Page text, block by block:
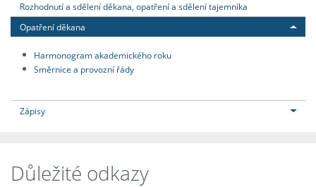
Rozhodnutí a sdělení děkana, opatření a sdělení tajemníka
Opatření děkana
Harmonogram akademického roku
Směrnice a provozní řády
Zápisy
Důležité odkazy